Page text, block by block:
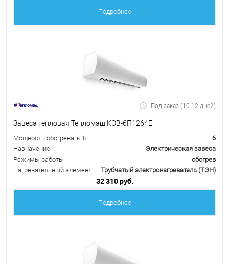
Подробнее
Под заказ (10-12 дней)
Завеса тепловая Тепломаш КЭВ-6П1264Е
Мощность обогрева, кВт:
6
Назначение
Электрическая завеса
Режимы работы
обогрев
Нагревательный элемент
Трубчатый электронагреватель (ТЭН)
32 310 руб.
Подробнее